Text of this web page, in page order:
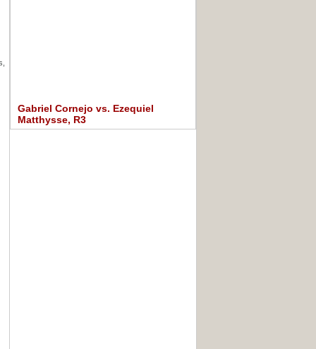
Gabriel Cornejo vs. Ezequiel
Matthysse, R3